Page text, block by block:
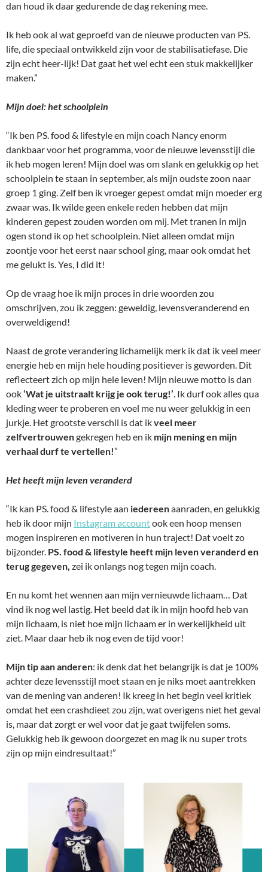
dan houd ik daar gedurende de dag rekening mee.
Ik heb ook al wat geproefd van de nieuwe producten van PS.
life, die speciaal ontwikkeld zijn voor de stabilisatiefase. Die
zijn echt heer-lijk! Dat gaat het wel echt een stuk makkelijker
maken.”
Mijn doel: het schoolplein
“Ik ben PS. food & lifestyle en mijn coach Nancy enorm
dankbaar voor het programma, voor de nieuwe levensstijl die
ik heb mogen leren! Mijn doel was om slank en gelukkig op het
schoolplein te staan in september, als mijn oudste zoon naar
groep 1 ging. Zelf ben ik vroeger gepest omdat mijn moeder erg
zwaar was. Ik wilde geen enkele reden hebben dat mijn
kinderen gepest zouden worden om mij. Met tranen in mijn
ogen stond ik op het schoolplein. Niet alleen omdat mijn
zoontje voor het eerst naar school ging, maar ook omdat het
me gelukt is. Yes, I did it!
Op de vraag hoe ik mijn proces in drie woorden zou
omschrijven, zou ik zeggen: geweldig, levensveranderend en
overweldigend!
Naast de grote verandering lichamelijk merk ik dat ik veel meer
energie heb en mijn hele houding positiever is geworden. Dit
reflecteert zich op mijn hele leven! Mijn nieuwe motto is dan
ook‘Wat je uitstraalt krijg je ook terug!’. Ik durf ook alles qua
kleding weer te proberen en voel me nu weer gelukkig in een
jurkje. Het grootste verschil is dat ikveel meer
zelfvertrouwengekregen heb en ik mijn mening en mijn
verhaal durf te vertellen!”
Het heeft mijn leven veranderd
“Ik kan PS. food & lifestyle aan iedereenaanraden, en gelukkig
heb ik door mijn Instagram accountook een hoop mensen
mogen inspireren en motiveren in hun traject! Dat voelt zo
bijzonder. PS. food & lifestyle heeft mijn leven veranderd en
terug gegeven, zei ik onlangs nog tegen mijn coach.
En nu komt het wennen aan mijn vernieuwde lichaam… Dat
vind ik nog wel lastig. Het beeld dat ik in mijn hoofd heb van
mijn lichaam, is niet hoe mijn lichaam er in werkelijkheid uit
ziet. Maar daar heb ik nog even de tijd voor!
Mijn tip aan anderen: ik denk dat het belangrijk is dat je 100%
achter deze levensstijl moet staan en je niks moet aantrekken
van de mening van anderen! Ik kreeg in het begin veel kritiek
omdat het een crashdieet zou zijn, wat overigens niet het geval
is, maar dat zorgt er wel voor dat je gaat twijfelen soms.
Gelukkig heb ik gewoon doorgezet en mag ik nu super trots
zijn op mijn eindresultaat!”